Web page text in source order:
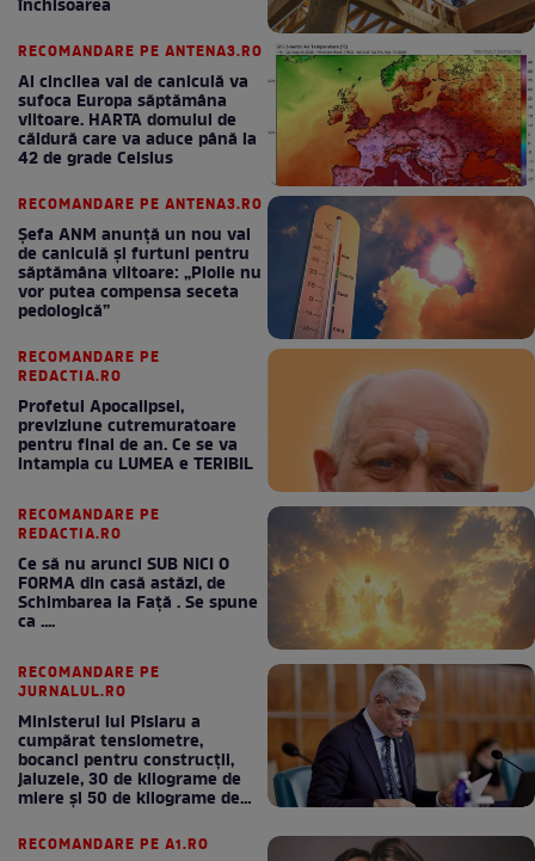
închisoarea
RECOMANDARE PE ANTENA3.RO
Al cincilea val de caniculă va
sufoca Europa săptămâna
viitoare. HARTA domului de
căldură care va aduce până la
42 de grade Celsius
RECOMANDARE PE ANTENA3.RO
Șefa ANM anunță un nou val
de caniculă și furtuni pentru
săptămâna viitoare: „Ploile nu
vor putea compensa seceta
pedologică”
RECOMANDARE PE
REDACTIA.RO
Profetul Apocalipsei,
previziune cutremuratoare
pentru final de an. Ce se va
intampla cu LUMEA e TERIBIL
RECOMANDARE PE
REDACTIA.RO
Ce să nu arunci SUB NICI O
FORMA din casă astăzi, de
Schimbarea la Față . Se spune
ca ....
RECOMANDARE PE
JURNALUL.RO
Ministerul lui Pîslaru a
cumpărat tensiometre,
bocanci pentru construcții,
jaluzele, 30 de kilograme de
miere și 50 de kilograme de
RECOMANDARE PE A1.RO